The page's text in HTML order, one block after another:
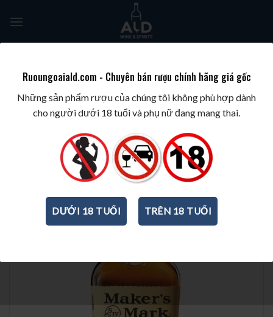
TRANG CHỦ / BEST SELLERS TOP 10 WHISKIES
Ruoungoaiald.com - Chuyên bán rượu chính hãng giá gốc
Những sản phẩm rượu của chúng tôi không phù hợp dành
cho người dưới 18 tuổi và phụ nữ đang mang thai.
DƯỚI 18 TUỔI TRÊN 18 TUỔI